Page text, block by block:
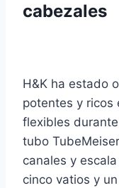
cabezales
H&K ha estado
potentes y ricos
flexibles
tubo
canales y
cinco vatios y